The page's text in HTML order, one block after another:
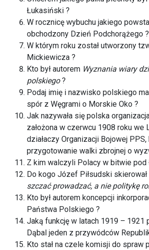
Łukasiński ?
W rocznicę wybuchu jakiego
obchodzony Dzień Podchorążego ?
W którym roku został utworzony
Mickiewicza ?
Kto był autorem Wyznania wiary
polskiego?
Podaj imię i nazwisko polskiego
spór z Węgrami o Morskie Oko ?
Jak nazywała się polska
założona w czerwcu 1908 roku we
działaczy Organizacji Bojowej
przygotowanie walki zbrojnej o
Z kim walczyli Polacy w bitwie
Do kogo Józef Piłsudski skierował
szczać prowadzać, a nie politykę
Kto był autorem koncepcji
Państwa Polskiego ?
Jaką funkcję w latach 1919 – 1921
Dąbal jeden z przywódców
Kto stał na czele komisji do spraw